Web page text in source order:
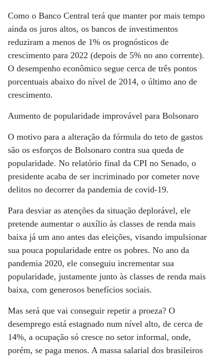
Como o Banco Central terá que manter por mais tempo
ainda os juros altos, os bancos de investimentos
reduziram a menos de 1% os prognósticos de
crescimento para 2022 (depois de 5% no ano corrente).
O desempenho econômico segue cerca de três pontos
porcentuais abaixo do nível de 2014, o último ano de
crescimento.
Aumento de popularidade improvável para Bolsonaro
O motivo para a alteração da fórmula do teto de gastos
são os esforços de Bolsonaro contra sua queda de
popularidade. No relatório final da CPI no Senado, o
presidente acaba de ser incriminado por cometer nove
delitos no decorrer da pandemia de covid-19.
Para desviar as atenções da situação deplorável, ele
pretende aumentar o auxílio às classes de renda mais
baixa já um ano antes das eleições, visando impulsionar
sua pouca popularidade entre os pobres. No ano da
pandemia 2020, ele conseguiu incrementar sua
popularidade, justamente junto às classes de renda mais
baixa, com generosos benefícios sociais.
Mas será que vai conseguir repetir a proeza? O
desemprego está estagnado num nível alto, de cerca de
14%, a ocupação só cresce no setor informal, onde,
porém, se paga menos. A massa salarial dos brasileiros